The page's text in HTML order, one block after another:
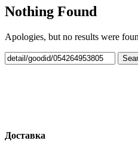
Nothing Found
Apologies, but no results were
Доставка